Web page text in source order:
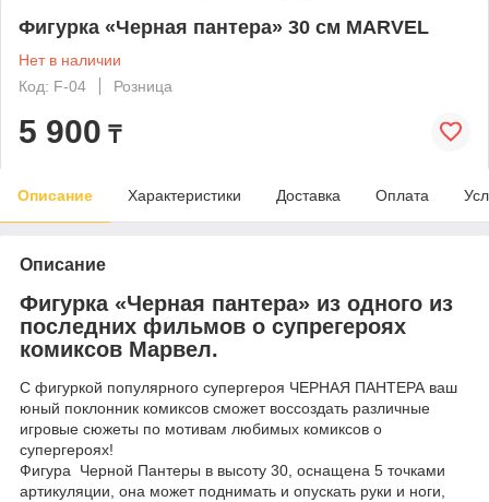
Фигурка «Черная пантера» 30 см MARVEL
Нет в наличии
Код: F-04
Розница
5 900 ₸
Описание Характеристики Доставка Оплата
Описание
Фигурка «Черная пантера» из одного из
последних фильмов о супрегероях
комиксов Марвел.
С фигуркой популярного супергероя ЧЕРНАЯ ПАНТЕРА ваш
юный поклонник комиксов сможет воссоздать различные
игровые сюжеты по мотивам любимых комиксов о
супергероях!
Фигура Черной Пантеры в высоту 30, оснащена 5 точками
артикуляции, она может поднимать и опускать руки и ноги,